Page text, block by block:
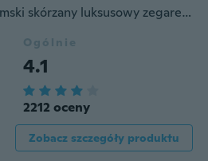
Nowość 2018 damski damski skórzany luksusowy zegarek z zegarkami Zegary
Ogólnie
4.1
2212 oceny
Zobacz szczegóły produktu